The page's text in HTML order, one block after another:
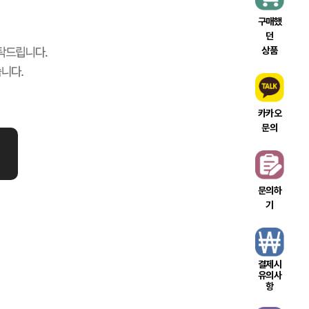
구매했
던
상품
카카오
문의
문의하
기
결제시
유의사
항